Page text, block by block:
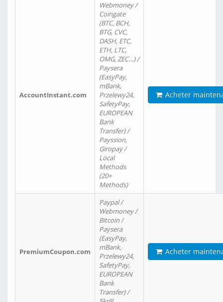
AccountInstant.com
Webmoney /
Coingate
(BTC, BCH,
BTG, CVC,
DASH, ETC,
ETH, LTC,
OMG, ZEC…) /
Paysera
(EasyPay,
mBank,
Przelewy24,
SafetyPay,
EUROPEAN
Bank
Transfer) /
Payssion,
Giropay /
Local
Methods
(20+
Methods)
Acheter
PremiumCoupon.com
Paypal /
Webmoney /
Bitcoin /
Paysera
(EasyPay,
mBank,
Przelewy24,
SafetyPay,
EUROPEAN
Bank
Transfer) /
Acheter